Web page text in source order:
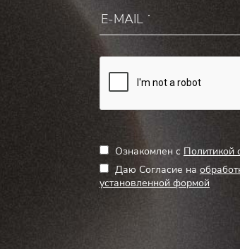
Ознакомлен с Политикой
Даю Согласие на
установленной формой